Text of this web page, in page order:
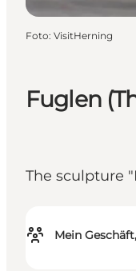
Fuglen
The sculpture
Mein
Foto: VisitHerning